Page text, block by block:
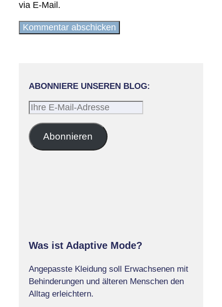
via E-Mail.
ABONNIERE UNSEREN BLOG:
Ihre
Mail-
Adresse
Abonnieren
Was ist Adaptive Mode?
Angepasste Kleidung soll Erwachsenen mit
Behinderungen und älteren Menschen den
Alltag erleichtern.